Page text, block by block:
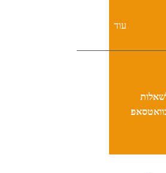
עוד